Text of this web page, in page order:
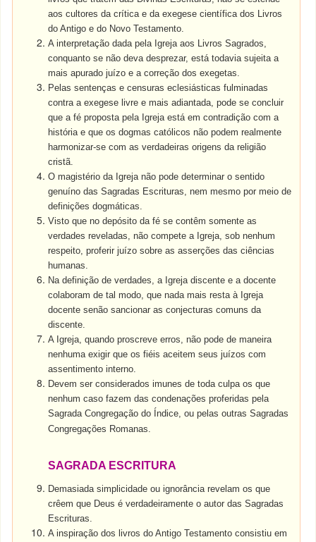
aos cultores da crítica e da exegese científica dos Livros
do Antigo e do Novo Testamento.
A interpretação dada pela Igreja aos Livros Sagrados,
conquanto se não deva desprezar, está todavia sujeita a
mais apurado juízo e a correção dos exegetas.
Pelas sentenças e censuras eclesiásticas fulminadas
contra a exegese livre e mais adiantada, pode se concluir
que a fé proposta pela Igreja está em contradição com a
história e que os dogmas católicos não podem realmente
harmonizar-se com as verdadeiras origens da religião
cristã.
O magistério da Igreja não pode determinar o sentido
genuíno das Sagradas Escrituras, nem mesmo por meio de
definições dogmáticas.
Visto que no depósito da fé se contêm somente as
verdades reveladas, não compete a Igreja, sob nenhum
respeito, proferir juízo sobre as asserções das ciências
humanas.
Na definição de verdades, a Igreja discente e a docente
colaboram de tal modo, que nada mais resta à Igreja
docente senão sancionar as conjecturas comuns da
discente.
A Igreja, quando proscreve erros, não pode de maneira
nenhuma exigir que os fiéis aceitem seus juízos com
assentimento interno.
Devem ser considerados imunes de toda culpa os que
nenhum caso fazem das condenações proferidas pela
Sagrada Congregação do Índice, ou pelas outras Sagradas
Congregações Romanas.
SAGRADA ESCRITURA
Demasiada simplicidade ou ignorância revelam os que
crêem que Deus é verdadeiramente o autor das Sagradas
Escrituras.
A inspiração dos livros do Antigo Testamento consistiu em